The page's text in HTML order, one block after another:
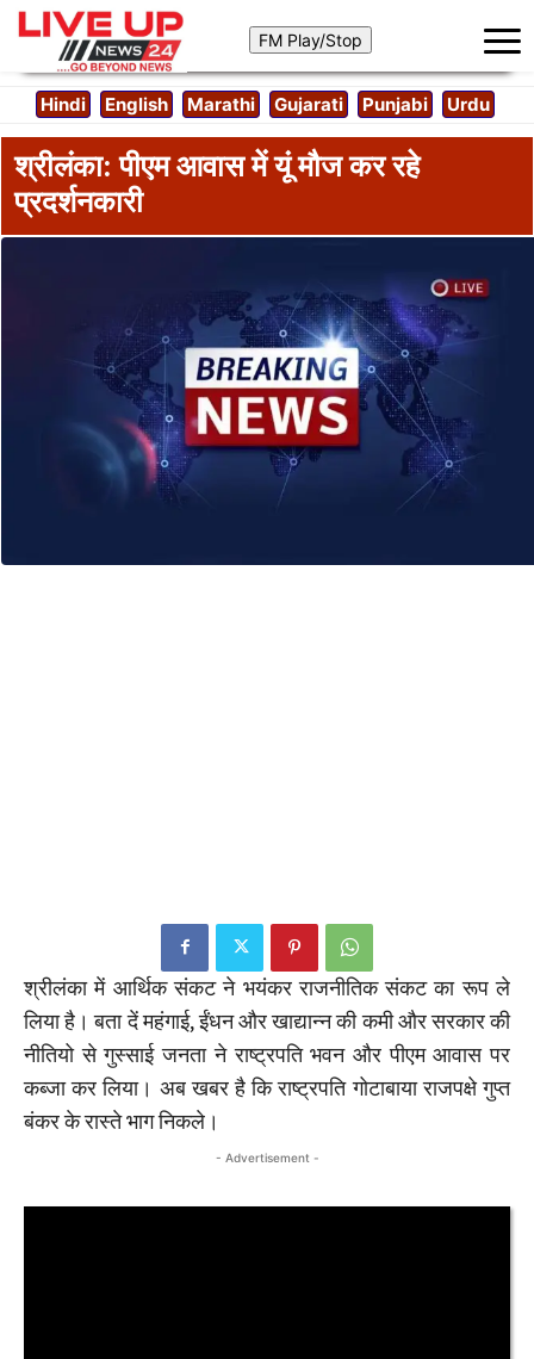
Hindi English Marathi Gujarati Punjabi Urdu
श्रीलंका: पीएम आवास में यूं मौज कर रहे
प्रदर्शनकारी
श्रीलंका में आर्थिक संकट ने भयंकर राजनीतिक संकट का रूप ले
लिया है। बता दें महंगाई, ईंधन और खाद्यान्न की कमी और सरकार की
नीतियो से गुस्साई जनता ने राष्ट्रपति भवन और पीएम आवास पर
कब्जा कर लिया। अब खबर है कि राष्ट्रपति गोटाबाया राजपक्षे गुप्त
बंकर के रास्ते भाग निकले।
- Advertisement -